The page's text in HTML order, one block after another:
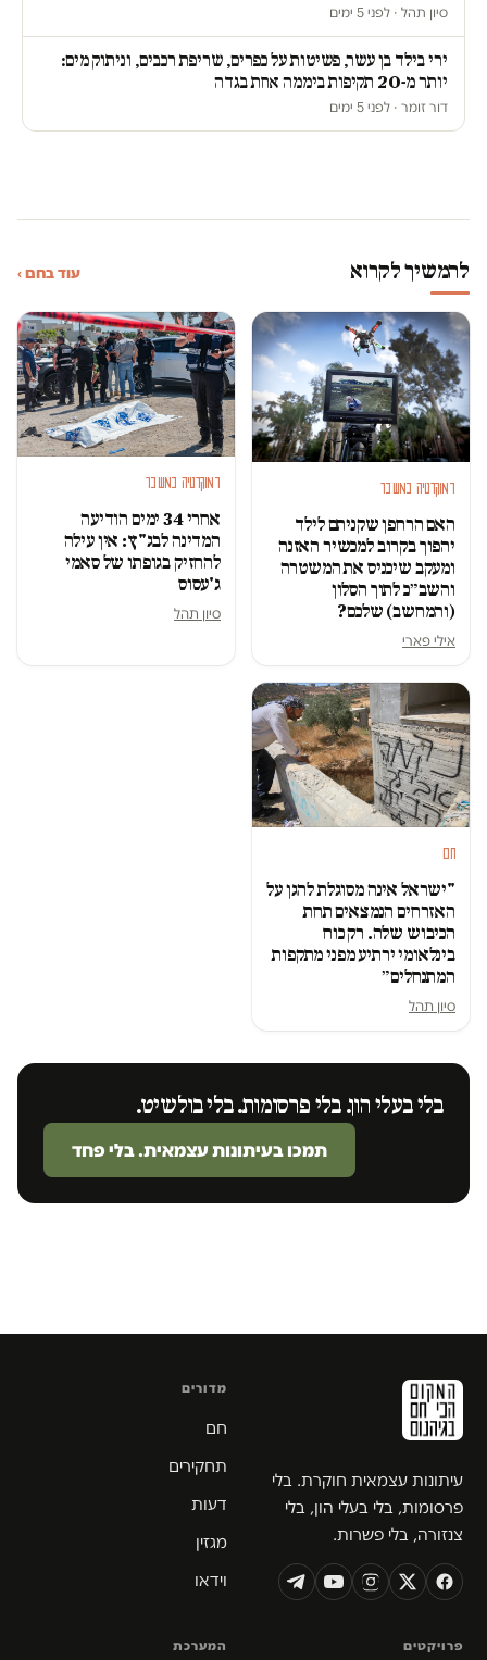
סיון תהל · לפני 5 ימים
ירי בילד בן עשר, פשיטות על כפרים, שריפת רכבים, וניתוק מים:
יותר מ-20 תקיפות ביממה אחת בגדה
דור זומר · לפני 5 ימים
להמשיך לקרוא עוד בחם ›
דמוקרטיה במשבר
האם הרחפן שקניתם לילד
יהפוך בקרוב למכשיר האזנה
ומעקב שיכניס את המשטרה
והשב״כ לתוך הסלון
(והמחשב) שלכם?
אילי פארי
דמוקרטיה במשבר
אחרי 34 ימים הודיעה
המדינה לבג"ץ: אין עילה
להחזיק בגופתו של סאמי
ג'עסוס
סיון תהל
חם
"ישראל אינה מסוגלת להגן על
האזרחים הנמצאים תחת
הכיבוש שלה. רק כוח
בינלאומי ירתיע מפני מתקפות
המתנחלים״
סיון תהל
בלי בעלי הון. בלי פרסומות. בלי בולשיט.
תמכו בעיתונות עצמאית. בלי פחד
עיתונות עצמאית חוקרת. בלי
פרסומות, בלי בעלי הון, בלי
צנזורה, בלי פשרות.
מדורים
חם
תחקירים
דעות
מגזין
וידאו
פרויקטים המערכת